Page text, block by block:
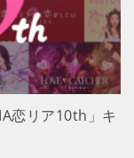
恋リア10th」キ